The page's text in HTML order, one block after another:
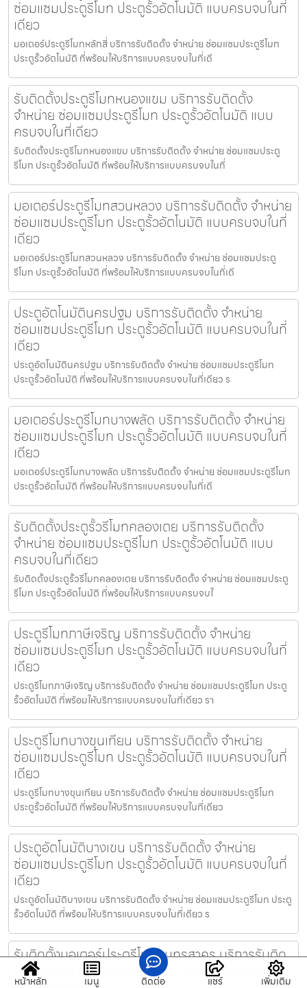
ซ่อมแซมประตูรีโมท ประตูรั้วอัตโนมัติ แบบครบจบในที่
เดียว
มอเตอร์ประตูรีโมทหลักสี่ บริการรับติดตั้ง จำหน่าย ซ่อมแซมประตูรีโมท
ประตูรั้วอัตโนมัติ ที่พร้อมให้บริการแบบครบจบในที่เดี
รับติดตั้งประตูรีโมทหนองแขม บริการรับติดตั้ง
จำหน่าย ซ่อมแซมประตูรีโมท ประตูรั้วอัตโนมัติ แบบ
ครบจบในที่เดียว
รับติดตั้งประตูรีโมทหนองแขม บริการรับติดตั้ง จำหน่าย ซ่อมแซมประตู
รีโมท ประตูรั้วอัตโนมัติ ที่พร้อมให้บริการแบบครบจบในที่
มอเตอร์ประตูรีโมทสวนหลวง บริการรับติดตั้ง จำหน่าย
ซ่อมแซมประตูรีโมท ประตูรั้วอัตโนมัติ แบบครบจบในที่
เดียว
มอเตอร์ประตูรีโมทสวนหลวง บริการรับติดตั้ง จำหน่าย ซ่อมแซมประตู
รีโมท ประตูรั้วอัตโนมัติ ที่พร้อมให้บริการแบบครบจบในที่เดี
ประตูอัตโนมัตินครปฐม บริการรับติดตั้ง จำหน่าย
ซ่อมแซมประตูรีโมท ประตูรั้วอัตโนมัติ แบบครบจบในที่
เดียว
ประตูอัตโนมัตินครปฐม บริการรับติดตั้ง จำหน่าย ซ่อมแซมประตูรีโมท
ประตูรั้วอัตโนมัติ ที่พร้อมให้บริการแบบครบจบในที่เดียว ร
มอเตอร์ประตูรีโมทบางพลัด บริการรับติดตั้ง จำหน่าย
ซ่อมแซมประตูรีโมท ประตูรั้วอัตโนมัติ แบบครบจบในที่
เดียว
มอเตอร์ประตูรีโมทบางพลัด บริการรับติดตั้ง จำหน่าย ซ่อมแซมประตูรีโมท
ประตูรั้วอัตโนมัติ ที่พร้อมให้บริการแบบครบจบในที่เดี
รับติดตั้งประตูรั้วรีโมทคลองเตย บริการรับติดตั้ง
จำหน่าย ซ่อมแซมประตูรีโมท ประตูรั้วอัตโนมัติ แบบ
ครบจบในที่เดียว
รับติดตั้งประตูรั้วรีโมทคลองเตย บริการรับติดตั้ง จำหน่าย ซ่อมแซมประตู
รีโมท ประตูรั้วอัตโนมัติ ที่พร้อมให้บริการแบบครบจบใ
ประตูรีโมทภาษีเจริญ บริการรับติดตั้ง จำหน่าย
ซ่อมแซมประตูรีโมท ประตูรั้วอัตโนมัติ แบบครบจบในที่
เดียว
ประตูรีโมทภาษีเจริญ บริการรับติดตั้ง จำหน่าย ซ่อมแซมประตูรีโมท ประตู
รั้วอัตโนมัติ ที่พร้อมให้บริการแบบครบจบในที่เดียว รา
ประตูรีโมทบางขุนเทียน บริการรับติดตั้ง จำหน่าย
ซ่อมแซมประตูรีโมท ประตูรั้วอัตโนมัติ แบบครบจบในที่
เดียว
ประตูรีโมทบางขุนเทียน บริการรับติดตั้ง จำหน่าย ซ่อมแซมประตูรีโมท
ประตูรั้วอัตโนมัติ ที่พร้อมให้บริการแบบครบจบในที่เดียว
ประตูอัตโนมัติบางเขน บริการรับติดตั้ง จำหน่าย
ซ่อมแซมประตูรีโมท ประตูรั้วอัตโนมัติ แบบครบจบในที่
เดียว
ประตูอัตโนมัติบางเขน บริการรับติดตั้ง จำหน่าย ซ่อมแซมประตูรีโมท ประตู
รั้วอัตโนมัติ ที่พร้อมให้บริการแบบครบจบในที่เดียว ร
รับติดตั้งมอเตอร์ประตูรีโมทสมุทรสาคร บริการรับติด
ตั้ง จำหน่าย ซ่อมแซมประตูรีโมท ประตูรั้วอัตโนมัติ แบบ
หน้าหลัก เมนู ติดต่อ แชร์ เพิ่มเติม